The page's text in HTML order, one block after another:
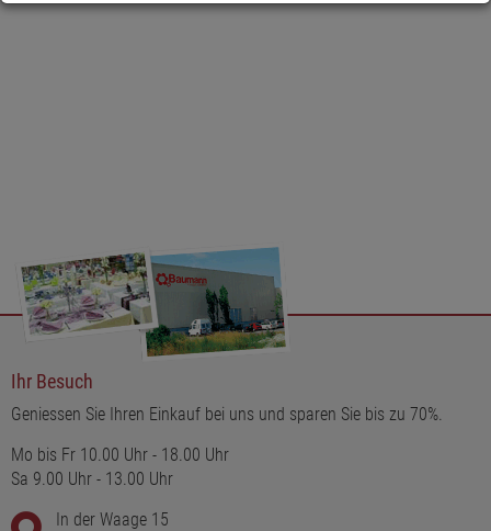
Ihr Besuch
Geniessen Sie Ihren Einkauf bei uns und sparen Sie bis zu 70%.
Mo bis Fr 10.00 Uhr - 18.00 Uhr
Sa 9.00 Uhr - 13.00 Uhr
In der Waage 15